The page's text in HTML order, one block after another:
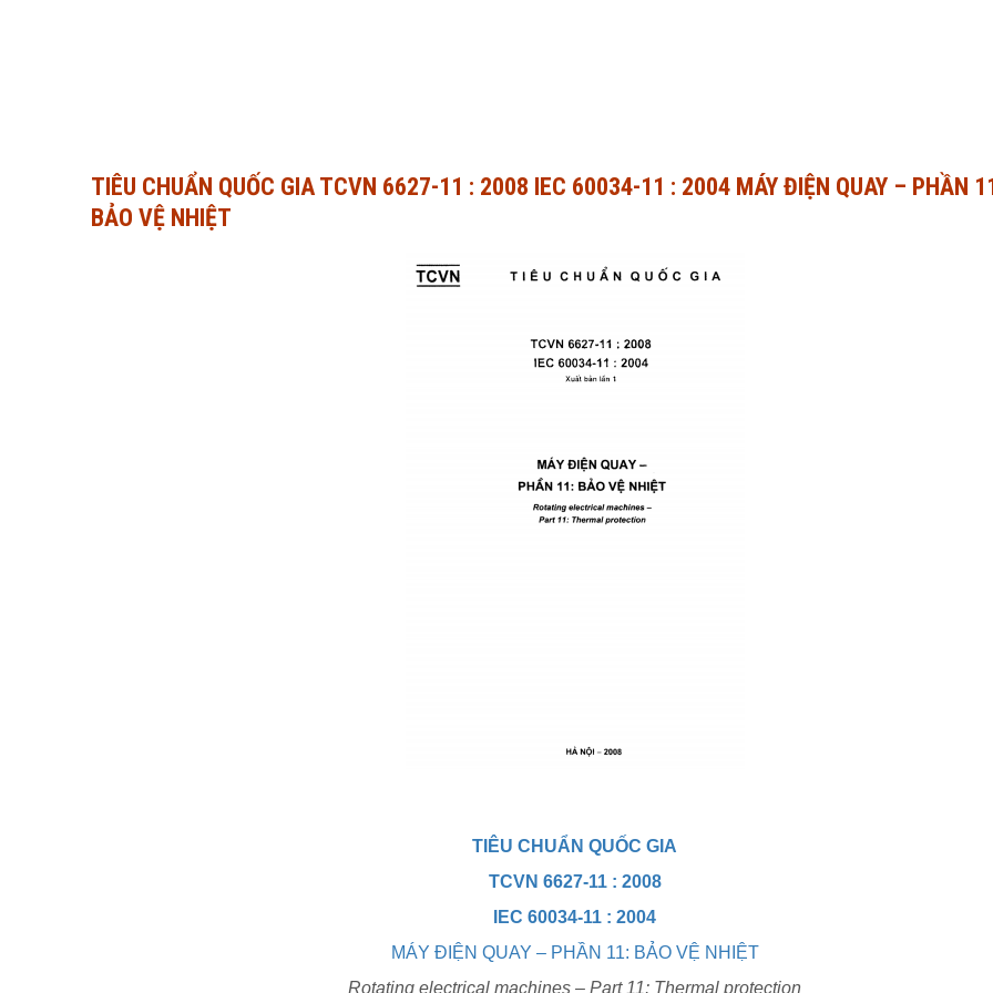
TIÊU CHUẨN QUỐC GIA TCVN 6627-11 : 2008 IEC 60034-11 : 2004 MÁY ĐIỆN QUAY – PHẦN
BẢO VỆ NHIỆT
TIÊU CHUẨN QUỐC GIA
TCVN 6627-11 : 2008
IEC 60034-11 : 2004
MÁY ĐIỆN QUAY – PHẦN 11: BẢO VỆ NHIỆT
Rotating electrical machines – Part 11: Thermal protection